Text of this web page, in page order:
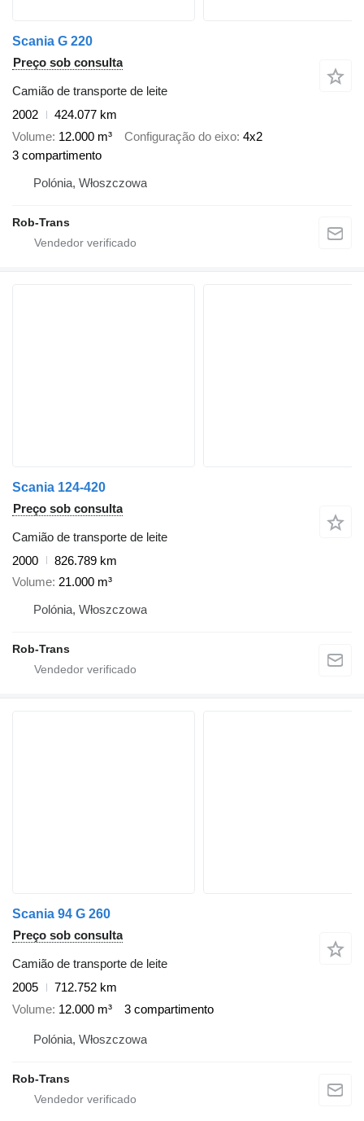
Scania G 220
Preço sob consulta
Camião de transporte de leite
2002
424.077 km
Volume 12.000 m³ Configuração do eixo 4x2
3 compartimento
Polónia, Włoszczowa
Rob-Trans
Scania 124-420
Preço sob consulta
Camião de transporte de leite
2000
826.789 km
Volume 21.000 m³
Polónia, Włoszczowa
Rob-Trans
Scania 94 G 260
Preço sob consulta
Camião de transporte de leite
2005
712.752 km
Volume 12.000 m³ 3 compartimento
Polónia, Włoszczowa
Rob-Trans